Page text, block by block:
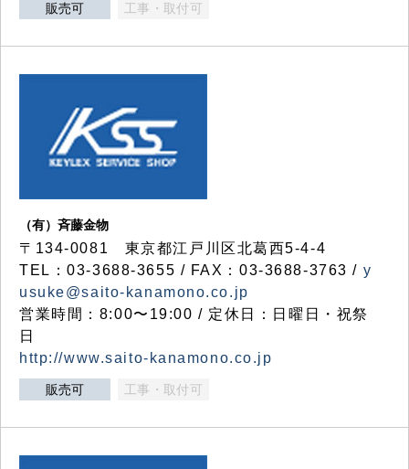
販売可 工事・取付可
（有）斉藤金物
〒134-0081 東京都江戸川区北葛西5-4-4
TEL：03-3688-3655 / FAX：03-3688-3763 / y
usuke@saito-kanamono.co.jp
営業時間：8:00〜19:00 / 定休日：日曜日・祝祭
日
http://www.saito-kanamono.co.jp
販売可 工事・取付可